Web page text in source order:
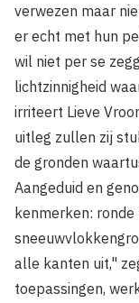
verwezen maar
er echt met hun
wil niet per se
lichtzinnigheid
irriteert Lieve
uitleg zullen zij
de gronden
Aangeduid en
kenmerken:
alle kanten uit,"
toepassingen,